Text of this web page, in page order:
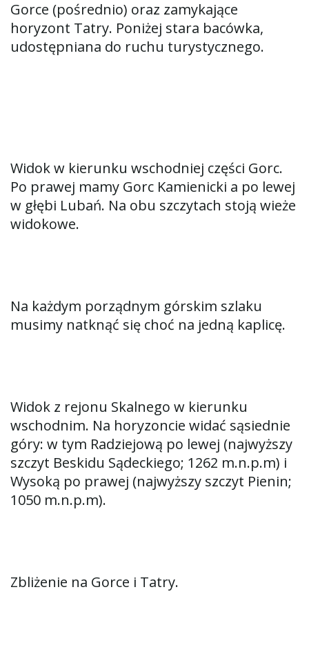
Gorce (pośrednio) oraz zamykające
horyzont Tatry. Poniżej stara bacówka,
udostępniana do ruchu turystycznego.
Widok w kierunku wschodniej części Gorc.
Po prawej mamy Gorc Kamienicki a po lewej
w głębi Lubań. Na obu szczytach stoją wieże
widokowe.
Na każdym porządnym górskim szlaku
musimy natknąć się choć na jedną kaplicę.
Widok z rejonu Skalnego w kierunku
wschodnim. Na horyzoncie widać sąsiednie
góry: w tym Radziejową po lewej (najwyższy
szczyt Beskidu Sądeckiego; 1262 m.n.p.m) i
Wysoką po prawej (najwyższy szczyt Pienin;
1050 m.n.p.m).
Zbliżenie na Gorce i Tatry.